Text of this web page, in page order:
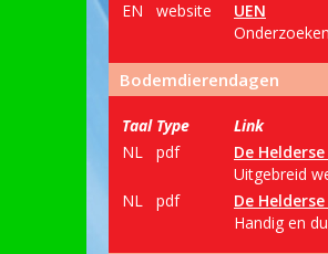
EN
website
UEN
Bodemdierendagen
Taal Type
Link
NL
pdf
De
Uitgebreid
NL
pdf
De
Handig en